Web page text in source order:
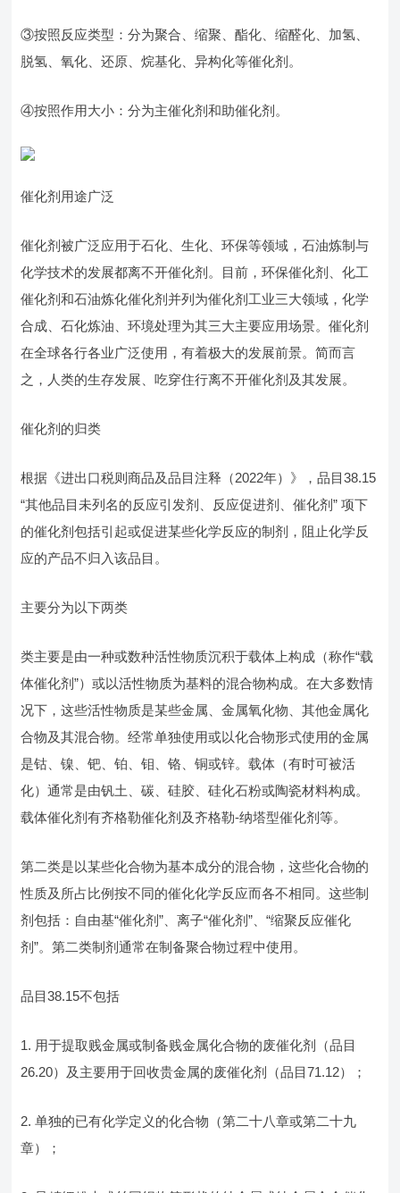
③按照反应类型：分为聚合、缩聚、酯化、缩醛化、加氢、
脱氢、氧化、还原、烷基化、异构化等催化剂。
④按照作用大小：分为主催化剂和助催化剂。
催化剂用途广泛
催化剂被广泛应用于石化、生化、环保等领域，石油炼制与
化学技术的发展都离不开催化剂。目前，环保催化剂、化工
催化剂和石油炼化催化剂并列为催化剂工业三大领域，化学
合成、石化炼油、环境处理为其三大主要应用场景。催化剂
在全球各行各业广泛使用，有着极大的发展前景。简而言
之，人类的生存发展、吃穿住行离不开催化剂及其发展。
催化剂的归类
根据《进出口税则商品及品目注释（2022年）》，品目38.15
“其他品目未列名的反应引发剂、反应促进剂、催化剂” 项下
的催化剂包括引起或促进某些化学反应的制剂，阻止化学反
应的产品不归入该品目。
主要分为以下两类
类主要是由一种或数种活性物质沉积于载体上构成（称作“载
体催化剂”）或以活性物质为基料的混合物构成。在大多数情
况下，这些活性物质是某些金属、金属氧化物、其他金属化
合物及其混合物。经常单独使用或以化合物形式使用的金属
是钴、镍、钯、铂、钼、铬、铜或锌。载体（有时可被活
化）通常是由钒土、碳、硅胶、硅化石粉或陶瓷材料构成。
载体催化剂有齐格勒催化剂及齐格勒-纳塔型催化剂等。
第二类是以某些化合物为基本成分的混合物，这些化合物的
性质及所占比例按不同的催化化学反应而各不相同。这些制
剂包括：自由基“催化剂”、离子“催化剂”、“缩聚反应催化
剂”。第二类制剂通常在制备聚合物过程中使用。
品目38.15不包括
1. 用于提取贱金属或制备贱金属化合物的废催化剂（品目
26.20）及主要用于回收贵金属的废催化剂（品目71.12）；
2. 单独的已有化学定义的化合物（第二十八章或第二十九
章）；